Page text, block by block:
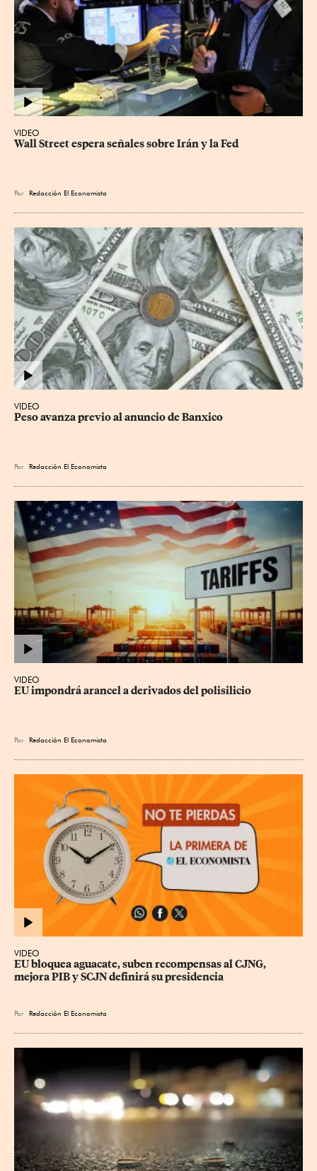
VIDEO
Wall Street espera señales sobre Irán y la Fed
Por Redacción El Economista
VIDEO
Peso avanza previo al anuncio de Banxico
Por Redacción El Economista
VIDEO
EU impondrá arancel a derivados del polisilicio
Por Redacción El Economista
VIDEO
EU bloquea aguacate, suben recompensas al CJNG,
mejora PIB y SCJN definirá su presidencia
Por Redacción El Economista